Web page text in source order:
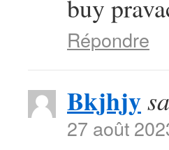
buy
Répondre
Bkjhjy
27 août